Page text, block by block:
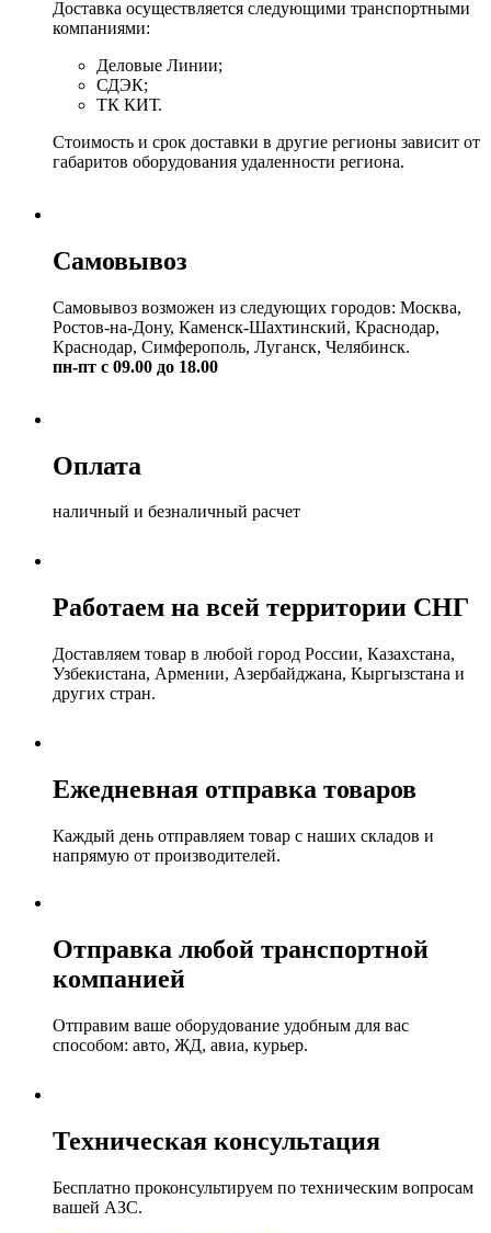
Доставка осуществляется следующими транспортными
компаниями:
Деловые Линии;
СДЭК;
ТК КИТ.
Стоимость и срок доставки в другие регионы зависит от
габаритов оборудования удаленности региона.
Самовывоз
Самовывоз возможен из следующих городов: Москва,
Ростов-на-Дону, Каменск-Шахтинский, Краснодар,
Краснодар, Симферополь, Луганск, Челябинск.
пн-пт с 09.00 до 18.00
Оплата
наличный и безналичный расчет
Работаем на всей территории СНГ
Доставляем товар в любой город России, Казахстана,
Узбекистана, Армении, Азербайджана, Кыргызстана и
других стран.
Ежедневная отправка товаров
Каждый день отправляем товар с наших складов и
напрямую от производителей.
Отправка любой транспортной
компанией
Отправим ваше оборудование удобным для вас
способом: авто, ЖД, авиа, курьер.
Техническая консультация
Бесплатно проконсультируем по техническим вопросам
вашей АЗС.